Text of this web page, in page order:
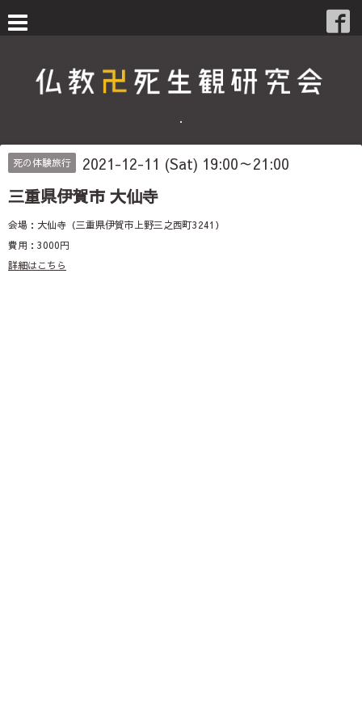
・
死の体験旅行 2021-12-11 (Sat) 19:00～21:00
三重県伊賀市 大仙寺
会場：大仙寺（三重県伊賀市上野三之西町3241）
費用：3000円
詳細はこちら